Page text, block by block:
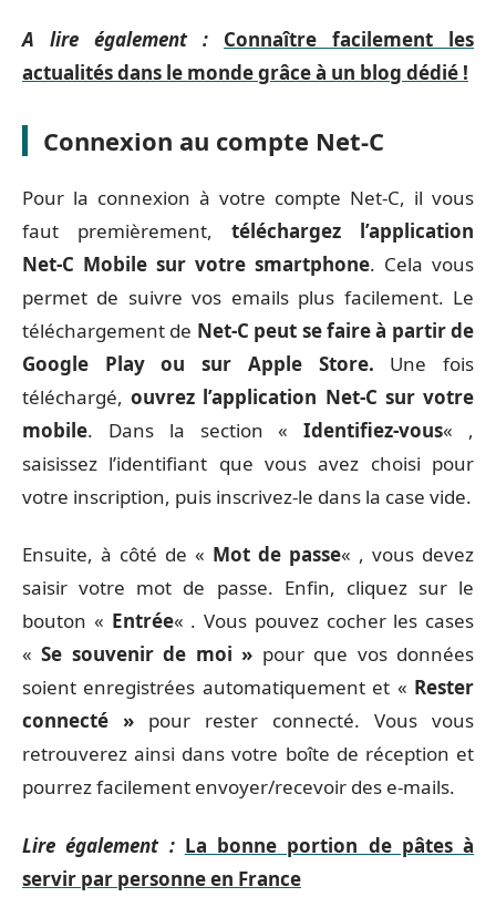
A lire également :
Connaître facilement les
actualités dans le monde grâce à un blog dédié !
Connexion au compte Net-C
Pour la connexion à votre compte Net-C, il vous
faut premièrement, téléchargez l’application
Net-C Mobile sur votre smartphone. Cela vous
permet de suivre vos emails plus facilement. Le
téléchargement de Net-C peut se faire à partir de
Google Play ou sur Apple Store. Une fois
téléchargé,ouvrez l’application Net-C sur votre
mobile. Dans la section «Identifiez-vous« ,
saisissez l’identifiant que vous avez choisi pour
votre inscription, puis inscrivez-le dans la case vide.
Ensuite, à côté de « Mot de passe« , vous devez
saisir votre mot de passe. Enfin, cliquez sur le
bouton « Entrée« . Vous pouvez cocher les cases
«Se souvenir de moi » pour que vos données
soient enregistrées automatiquement et « Rester
connecté » pour rester connecté. Vous vous
retrouverez ainsi dans votre boîte de réception et
pourrez facilement envoyer/recevoir des e-mails.
Lire également : La bonne portion de pâtes à
servir par personne en France